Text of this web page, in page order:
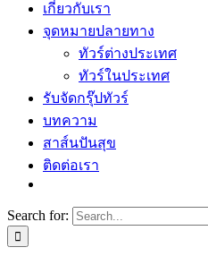
เกี่ยวกับเรา
จุดหมายปลายทาง
ทัวร์ต่างประเทศ
ทัวร์ในประเทศ
รับจัดกรุ๊ปทัวร์
บทความ
สาส์นปันสุข
ติดต่อเรา
Search for: